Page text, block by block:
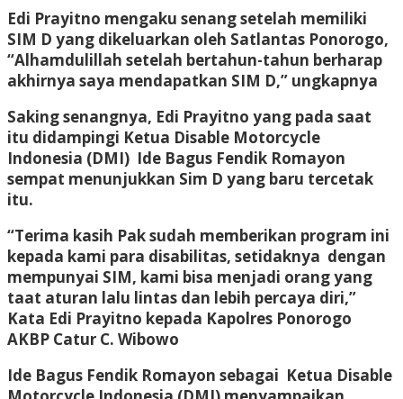
Edi Prayitno mengaku senang setelah memiliki
SIM D yang dikeluarkan oleh Satlantas Ponorogo,
“Alhamdulillah setelah bertahun-tahun berharap
akhirnya saya mendapatkan SIM D,” ungkapnya
Saking senangnya, Edi Prayitno yang pada saat
itu didampingi Ketua Disable Motorcycle
Indonesia (DMI) Ide Bagus Fendik Romayon
sempat menunjukkan Sim D yang baru tercetak
itu.
“Terima kasih Pak sudah memberikan program ini
kepada kami para disabilitas, setidaknya dengan
mempunyai SIM, kami bisa menjadi orang yang
taat aturan lalu lintas dan lebih percaya diri,”
Kata Edi Prayitno kepada Kapolres Ponorogo
AKBP Catur C. Wibowo
Ide Bagus Fendik Romayon sebagai Ketua Disable